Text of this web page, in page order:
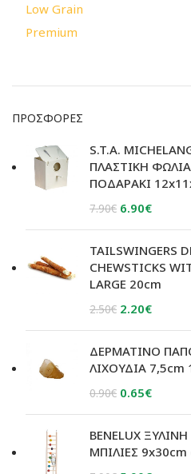
Low Grain
Premium
ΠΡΟΣΦΟΡΈΣ
S.T.A.
ΠΛΑΣΤΙΚΗ
ΠΟΔΑΡΑΚΙ
7.90€ Original
price
was:
7.90€.
6.90€Η
τιμή
είναι:
6.90€.
TAILSWINGERS
CHEWSTICKS
LARGE 20cm
2.50€ Original
price
was:
2.50€.
2.20€Η
τιμή
είναι:
ΔΕΡΜΑΤΙΝΟ
ΛΙΧΟΥΔΙΑ 7,5cm
0.90€ Original
price
was:
0.90€.
0.65€Η
τιμή
είναι:
BENELUX
ΜΠΙΛΙΕΣ